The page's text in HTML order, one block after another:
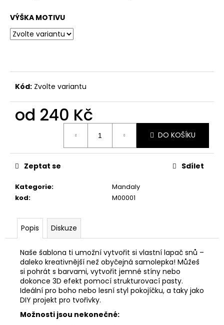
VÝŠKA MOTIVU
Kód: Zvolte variantu
od 240 Kč
DO KOŠÍKU
Kategorie:
Mandaly
kod: M00001
Zeptat se Sdílet
Popis Diskuze
Naše šablona ti umožní vytvořit si vlastní lapač snů –
daleko kreativnější než obyčejná samolepka! Můžeš
si pohrát s barvami, vytvořit jemné stíny nebo
dokonce 3D efekt pomocí strukturovací pasty.
Ideální pro boho nebo lesní styl pokojíčku, a taky jako
DIY projekt pro tvořivky.
Možnosti jsou nekonečné: